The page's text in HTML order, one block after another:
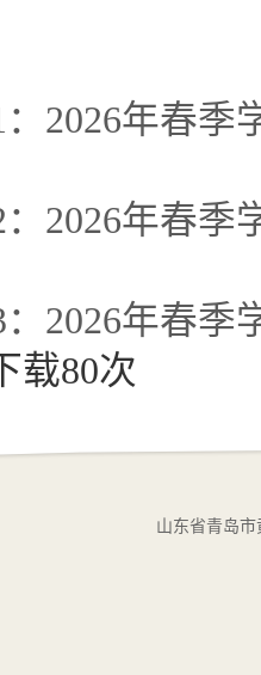
：2026年春
：2026年春
：2026年春
载80次
山东省青岛